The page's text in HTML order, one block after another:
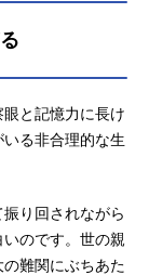
眼と記憶力に長け
る非合理的な生
り回されながら
のです。世の親
難関にぶちあた